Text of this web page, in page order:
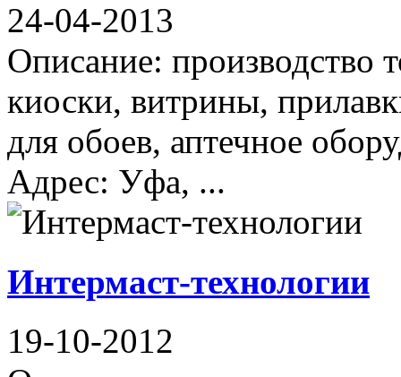
24-04-2013
Описание: производство
киоски, витрины,
для обоев, аптечное
Адрес: Уфа, ...
Интермаст-технологии
19-10-2012